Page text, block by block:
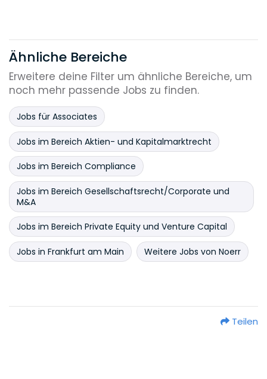
Ähnliche Bereiche
Erweitere deine Filter um ähnliche Bereiche, um
noch mehr passende Jobs zu finden.
Jobs für Associates
Jobs im Bereich Aktien- und Kapitalmarktrecht
Jobs im Bereich Compliance
Jobs im Bereich Gesellschaftsrecht/Corporate und
M&A
Jobs im Bereich Private Equity und Venture Capital
Jobs in Frankfurt am Main Weitere Jobs von Noerr
Teilen